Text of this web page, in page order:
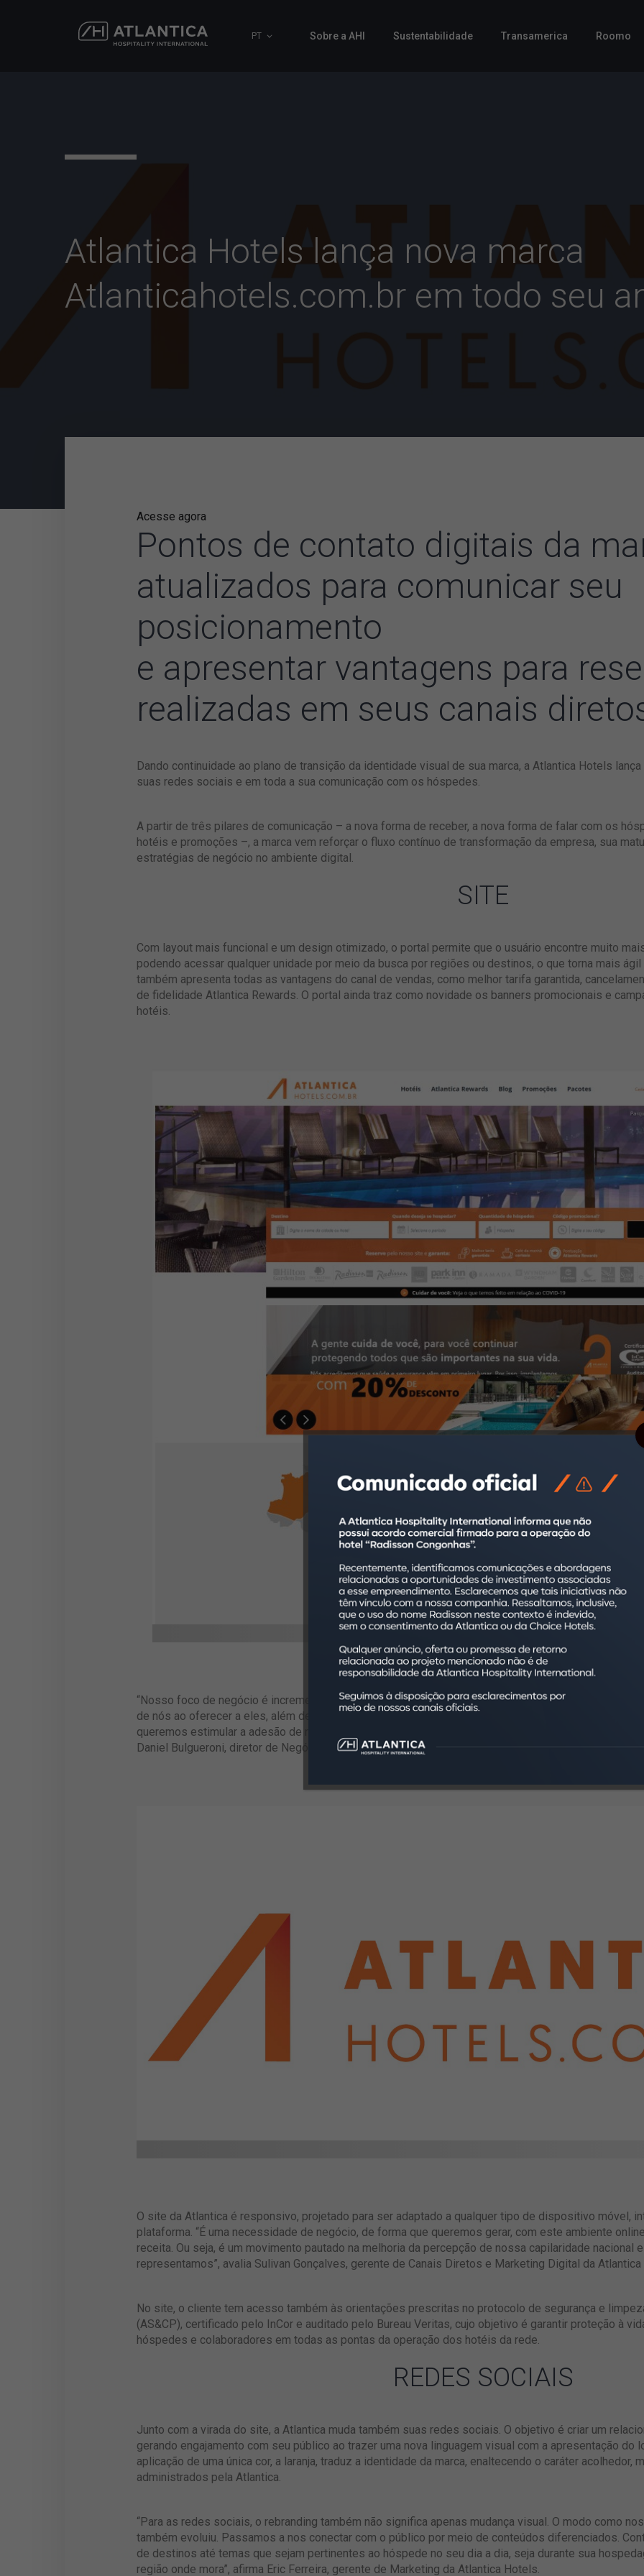
PT Sobre a AHI Sustentabilidade Transamerica Roomo
Atlantica Hotels lança nova marca
Atlanticahotels.com.br em todo seu
Acesse agora
Pontos de contato digitais da
atualizados para comunicar seu
posicionamento
e apresentar vantagens para
realizadas em seus canais
Dando continuidade ao plano de transição da identidade visual de sua marca, a Atlantica Hotels
suas redes sociais e em toda a sua comunicação com os hóspedes.
A partir de três pilares de comunicação – a nova forma de receber, a nova forma de falar com os
hotéis e promoções –, a marca vem reforçar o fluxo contínuo de transformação da empresa, sua
estratégias de negócio no ambiente digital.
SITE
Com layout mais funcional e um design otimizado, o portal permite que o usuário encontre muito
podendo acessar qualquer unidade por meio da busca por regiões ou destinos, o que torna mais
também apresenta todas as vantagens do canal de vendas, como melhor tarifa garantida,
de fidelidade Atlantica Rewards. O portal ainda traz como novidade os banners promocionais e
hotéis.
“Nosso foco de negócio é incrementar a participação dos canais diretos, principalmente do site,
de nós ao oferecer a eles, além de uma melhor experiência de navegação, a melhor tarifa de venda
queremos estimular a adesão de reservas para nosso canal que tem custo zero e potencializar a
Daniel Bulgueroni, diretor de Negócios B2C da Atlantica Hotels.
O site da Atlantica é responsivo, projetado para ser adaptado a qualquer tipo de dispositivo móvel,
plataforma. “É uma necessidade de negócio, de forma que queremos gerar, com este ambiente
receita. Ou seja, é um movimento pautado na melhoria da percepção de nossa capilaridade nacional
representamos”, avalia Sulivan Gonçalves, gerente de Canais Diretos e Marketing Digital da
No site, o cliente tem acesso também às orientações prescritas no protocolo de segurança e
(AS&CP), certificado pelo InCor e auditado pelo Bureau Veritas, cujo objetivo é garantir proteção à
hóspedes e colaboradores em todas as pontas da operação dos hotéis da rede.
REDES SOCIAIS
Junto com a virada do site, a Atlantica muda também suas redes sociais. O objetivo é criar um
gerando engajamento com seu público ao trazer uma nova linguagem visual com a apresentação do
aplicação de uma única cor, a laranja, traduz a identidade da marca, enaltecendo o caráter acolhedor,
administrados pela Atlantica.
“Para as redes sociais, o rebranding também não significa apenas mudança visual. O modo como
também evoluiu. Passamos a nos conectar com o público por meio de conteúdos diferenciados.
de destinos até temas que sejam pertinentes ao hóspede no seu dia a dia, seja durante sua
região onde mora”, afirma Eric Ferreira, gerente de Marketing da Atlantica Hotels.